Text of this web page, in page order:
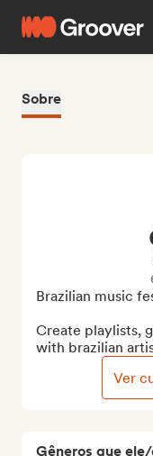
Sobre
Gêneros que
Brazilian music
Create playlists,
with brazilian
Ver